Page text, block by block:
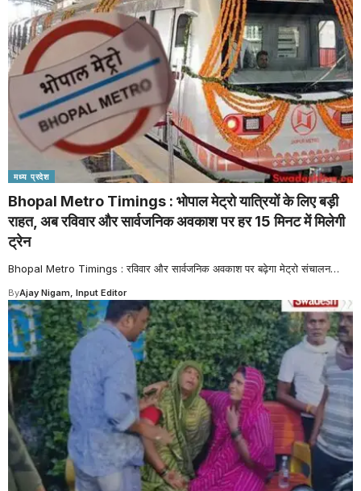
मध्य प्रदेश
Bhopal Metro Timings : भोपाल मेट्रो यात्रियों के लिए बड़ी
राहत, अब रविवार और सार्वजनिक अवकाश पर हर 15 मिनट में मिलेगी
ट्रेन
Bhopal Metro Timings : रविवार और सार्वजनिक अवकाश पर बढ़ेगा मेट्रो संचालन…
ByAjay Nigam, Input Editor